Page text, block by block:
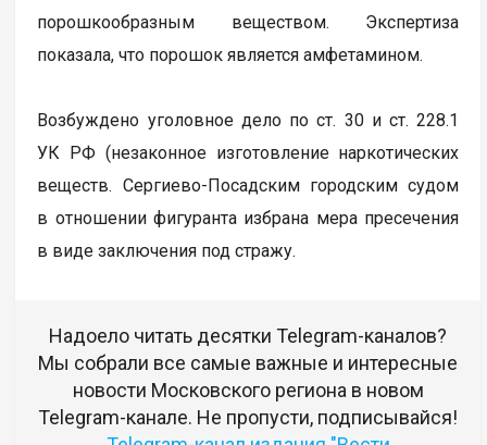
порошкообразным веществом. Экспертиза
показала, что порошок является амфетамином.
Возбуждено уголовное дело по ст. 30 и ст. 228.1
УК РФ (незаконное изготовление наркотических
веществ. Сергиево-Посадским городским судом
в отношении фигуранта избрана мера пресечения
в виде заключения под стражу.
Надоело читать десятки Telegram-каналов?
Мы собрали все самые важные и интересные
новости Московского региона в новом
Telegram-канале. Не пропусти, подписывайся!